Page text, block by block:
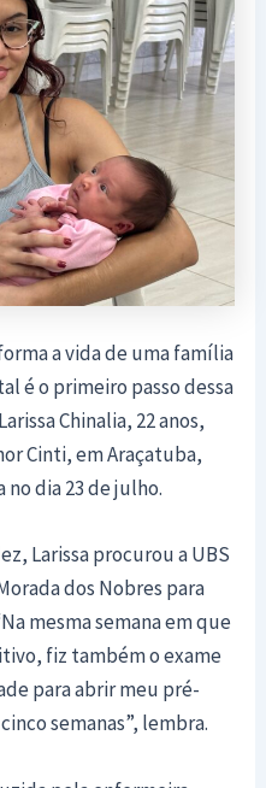
a vida de uma família
é o primeiro passo dessa
Chinalia, 22 anos,
Cinti, em Araçatuba,
dia 23 de julho.
Larissa procurou a UBS
dos Nobres para
mesma semana em que
fiz também o exame
para abrir meu pré-
semanas”, lembra.